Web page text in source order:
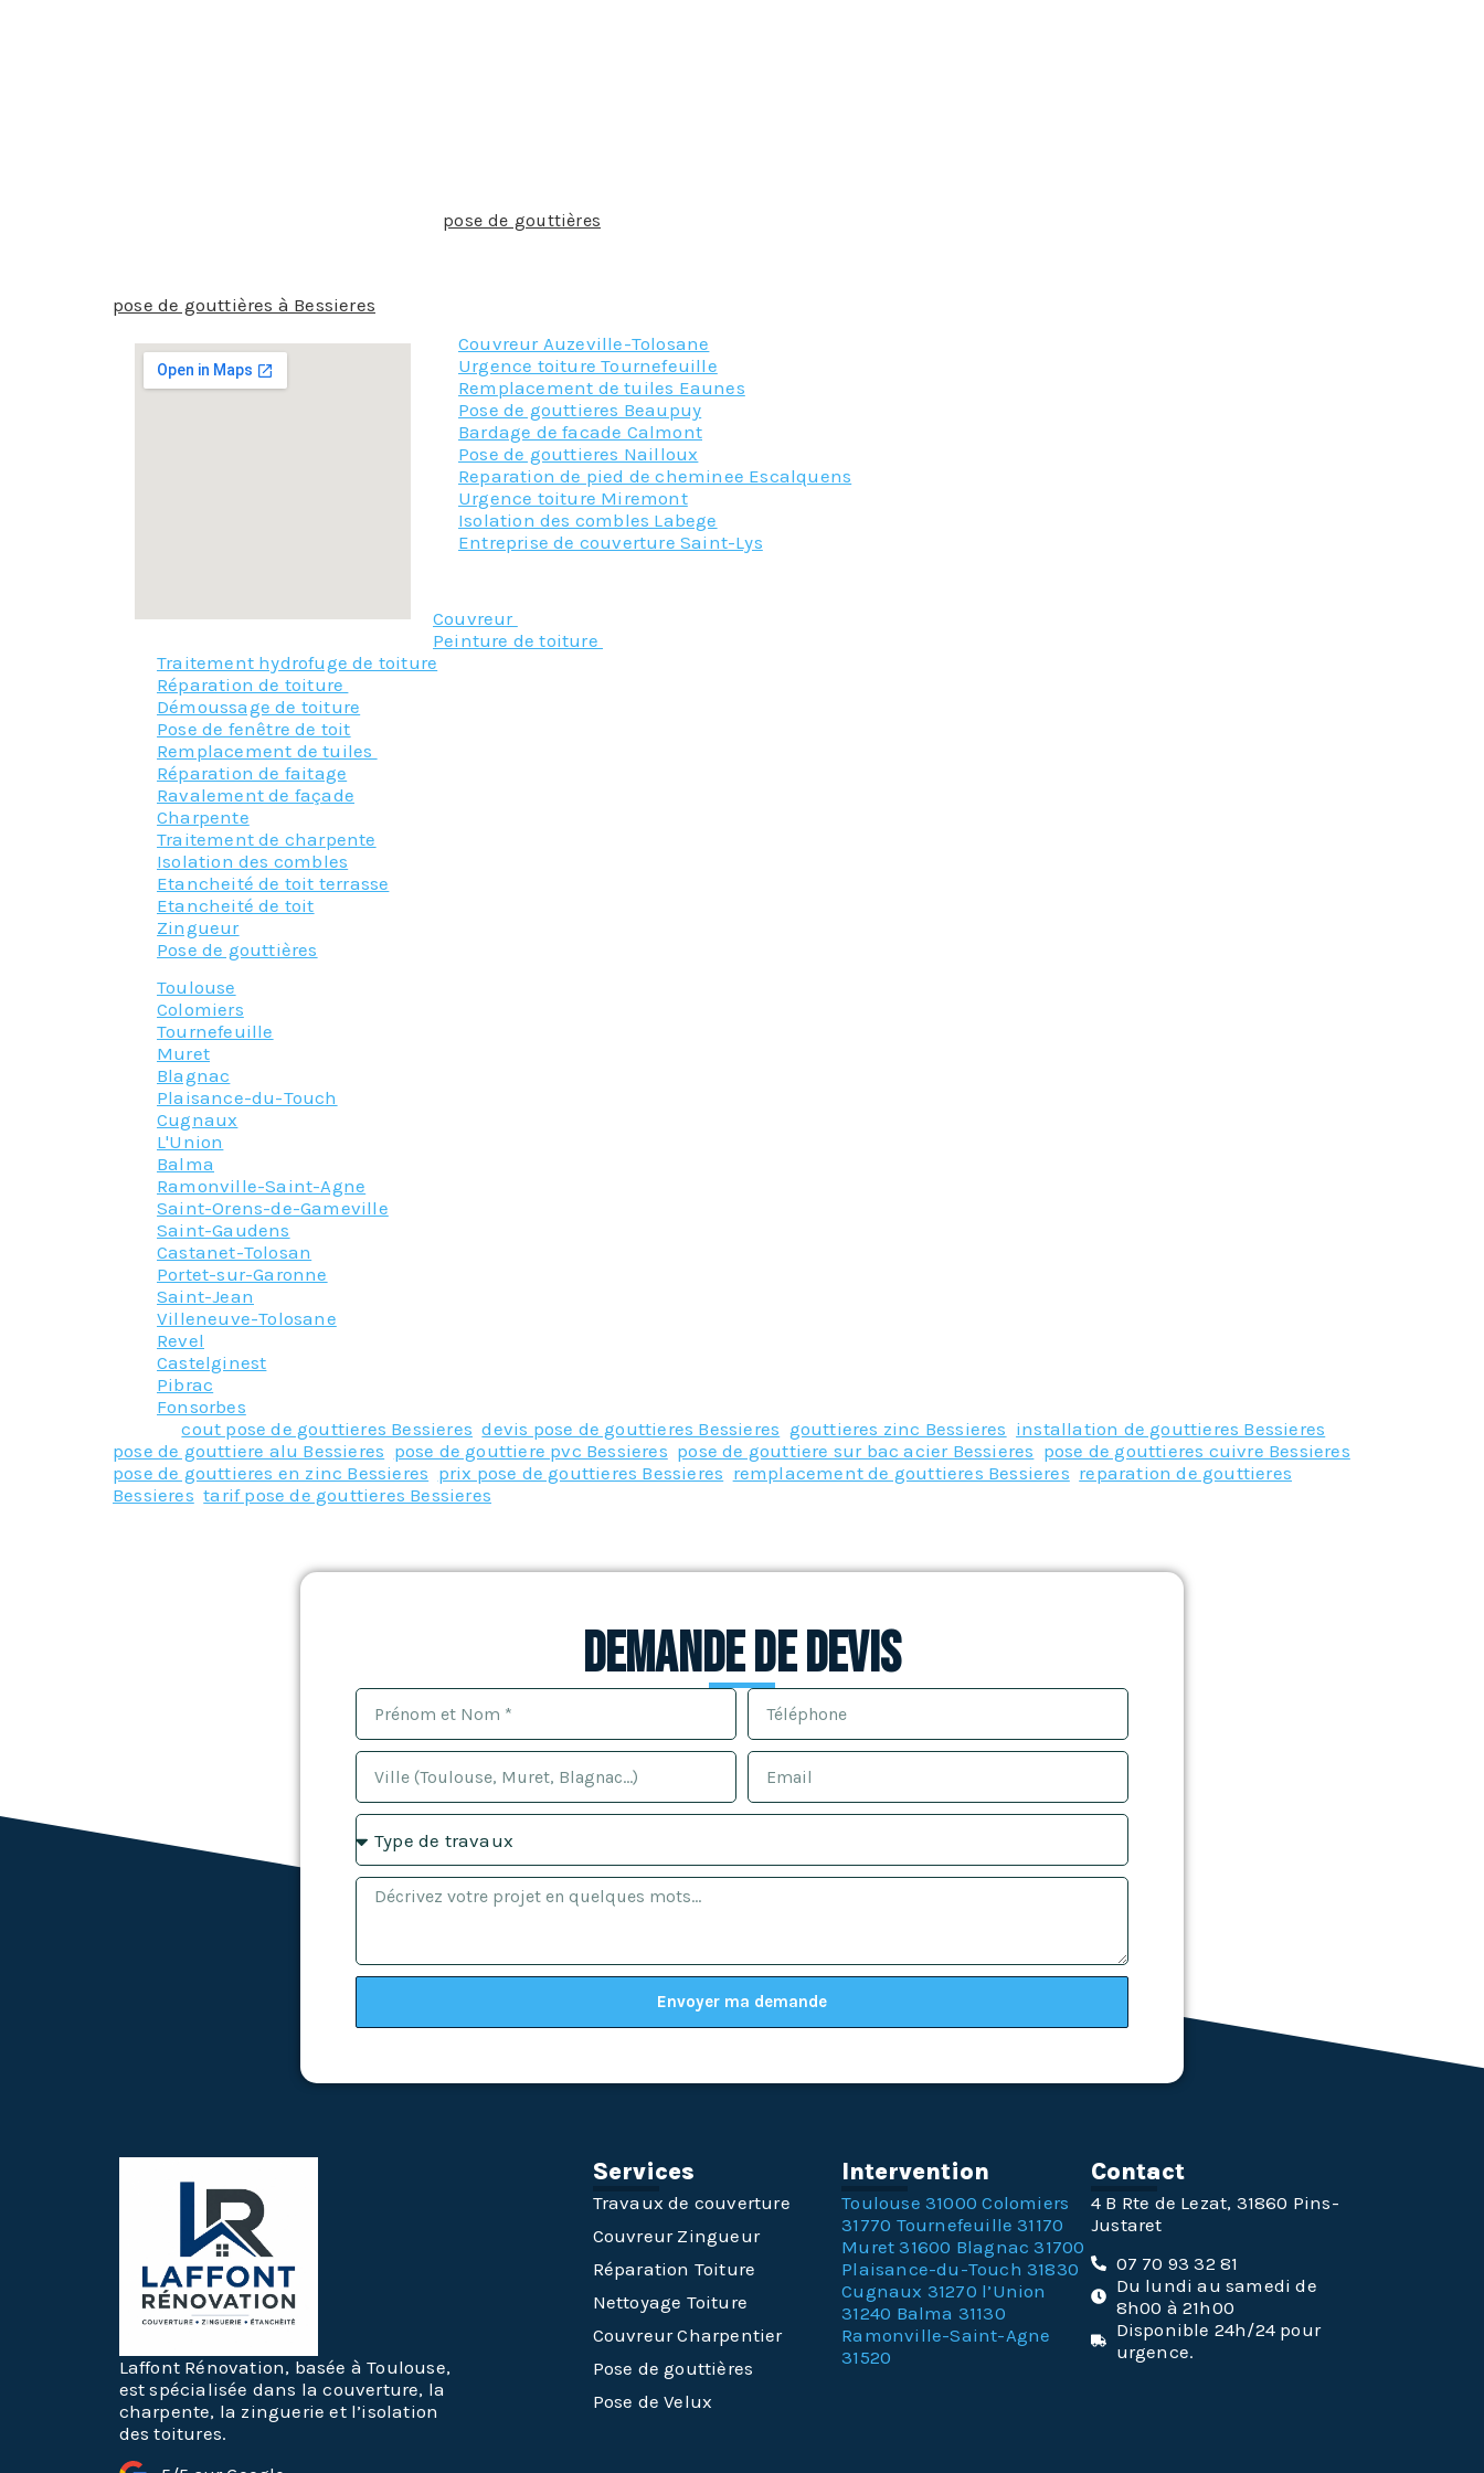
pose de gouttières
pose de gouttières à Bessieres
Couvreur Auzeville-Tolosane
Urgence toiture Tournefeuille
Remplacement de tuiles Eaunes
Pose de gouttieres Beaupuy
Bardage de facade Calmont
Pose de gouttieres Nailloux
Reparation de pied de cheminee Escalquens
Urgence toiture Miremont
Isolation des combles Labege
Entreprise de couverture Saint-Lys
Couvreur
Peinture de toiture
Traitement hydrofuge de toiture
Réparation de toiture
Démoussage de toiture
Pose de fenêtre de toit
Remplacement de tuiles
Réparation de faitage
Ravalement de façade
Charpente
Traitement de charpente
Isolation des combles
Etancheité de toit terrasse
Etancheité de toit
Zingueur
Pose de gouttières
Toulouse
Colomiers
Tournefeuille
Muret
Blagnac
Plaisance-du-Touch
Cugnaux
L'Union
Balma
Ramonville-Saint-Agne
Saint-Orens-de-Gameville
Saint-Gaudens
Castanet-Tolosan
Portet-sur-Garonne
Saint-Jean
Villeneuve-Tolosane
Revel
Castelginest
Pibrac
Fonsorbes
Taggedcout pose de gouttieres Bessieres ,devis pose de gouttieres Bessieres gouttieres zinc Bessieres installation de gouttieres Bessieres
pose de gouttiere alu Bessieres pose de gouttiere pvc Bessieres pose de gouttiere sur bac acier Bessieres pose de gouttieres cuivre Bessieres
pose de gouttieres en zinc Bessieres prix pose de gouttieres Bessieres remplacement de gouttieres Bessieres reparation de gouttieres
Bessieres ,tarif pose de gouttieres Bessieres
Demande de devis
Envoyer ma demande
Laffont Rénovation, basée à Toulouse,
est spécialisée dans la couverture, la
charpente, la zinguerie et l’isolation
des toitures.
Services
Travaux de couverture
Couvreur Zingueur
Réparation Toiture
Nettoyage Toiture
Couvreur Charpentier
Pose de gouttières
Pose de Velux
Intervention
Toulouse 31000 Colomiers
31770 Tournefeuille 31170
Muret 31600 Blagnac 31700
Plaisance-du-Touch 31830
Cugnaux 31270 l’Union
31240 Balma 31130
Ramonville-Saint-Agne
31520
Contact
4 B Rte de Lezat, 31860 Pins-
Justaret
07 70 93 32 81
Du lundi au samedi de
8h00 à 21h00
Disponible 24h/24 pour
urgence.